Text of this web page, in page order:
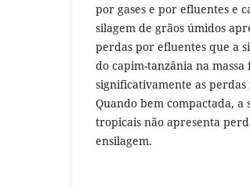
por gases e por efluentes e
silagem de grãos úmidos
perdas por efluentes que a
do capim-tanzânia na
significativamente as
Quando bem compactada,
tropicais não apresenta
ensilagem.